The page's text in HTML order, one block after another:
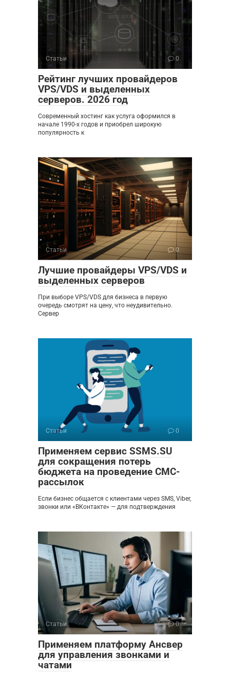
Статьи 0
Рейтинг лучших провайдеров
VPS/VDS и выделенных
серверов. 2026 год
Современный хостинг как услуга оформился в
начале 1990-х годов и приобрел широкую
популярность к
Статьи 0
Лучшие провайдеры VPS/VDS и
выделенных серверов
При выборе VPS/VDS для бизнеса в первую
очередь смотрят на цену, что неудивительно.
Сервер
Статьи 0
Применяем сервис SSMS.SU
для сокращения потерь
бюджета на проведение СМС-
рассылок
Если бизнес общается с клиентами через SMS, Viber,
звонки или «ВКонтакте» — для подтверждения
Статьи 0
Применяем платформу Ансвер
для управления звонками и
чатами